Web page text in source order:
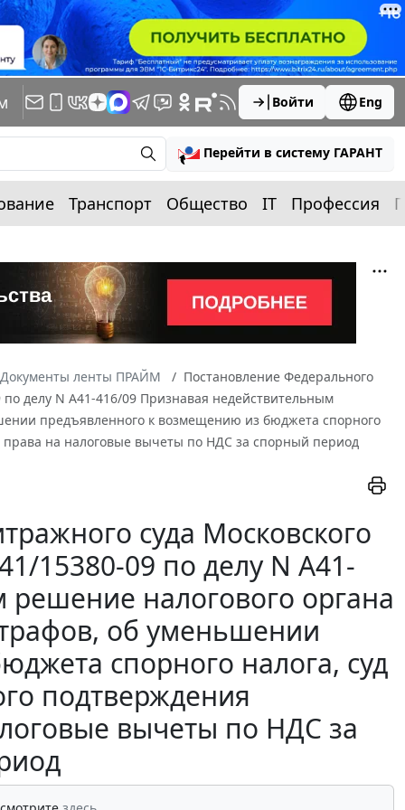
Войти Eng
Перейти в систему ГАРАНТ
Транспорт Общество IT Профессия
Документы ленты ПРАЙМ
Постановление Федерального
по делу N А41-416/09 Признавая недействительным
предъявленного к возмещению из бюджета спорного
права на налоговые вычеты по НДС за спорный период
суда Московского
15380-09 по делу N А41-
налогового органа
об уменьшении
спорного налога, суд
подтверждения
вычеты по НДС за